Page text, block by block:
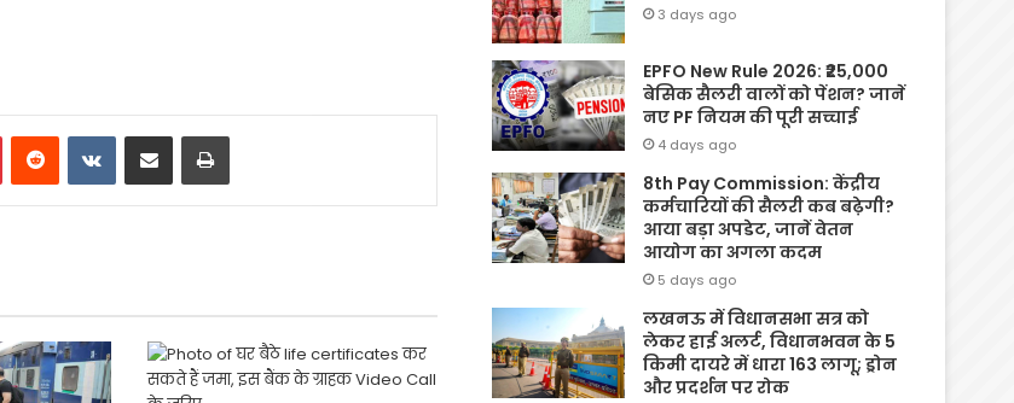
PinterestReddit VKontakte
Share via Email Print
3 days ago
EPFO New Rule 2026: ₹25,000
बेसिक सैलरी वालों को पेंशन? जानें
नए PF नियम की पूरी सच्चाई
4 days ago
8th Pay Commission: केंद्रीय
कर्मचारियों की सैलरी कब बढ़ेगी?
आया बड़ा अपडेट, जानें वेतन
आयोग का अगला कदम
5 days ago
लखनऊ में विधानसभा सत्र को
लेकर हाई अलर्ट, विधानभवन के 5
किमी दायरे में धारा 163 लागू; ड्रोन
और प्रदर्शन पर रोक